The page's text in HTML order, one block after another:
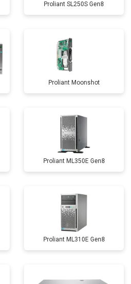
Proliant SL250S Gen8
Proliant Moonshot
Proliant ML350E Gen8
Proliant ML310E Gen8